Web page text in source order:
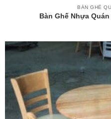
BÀN GHẾ
Bàn Ghế Nhựa